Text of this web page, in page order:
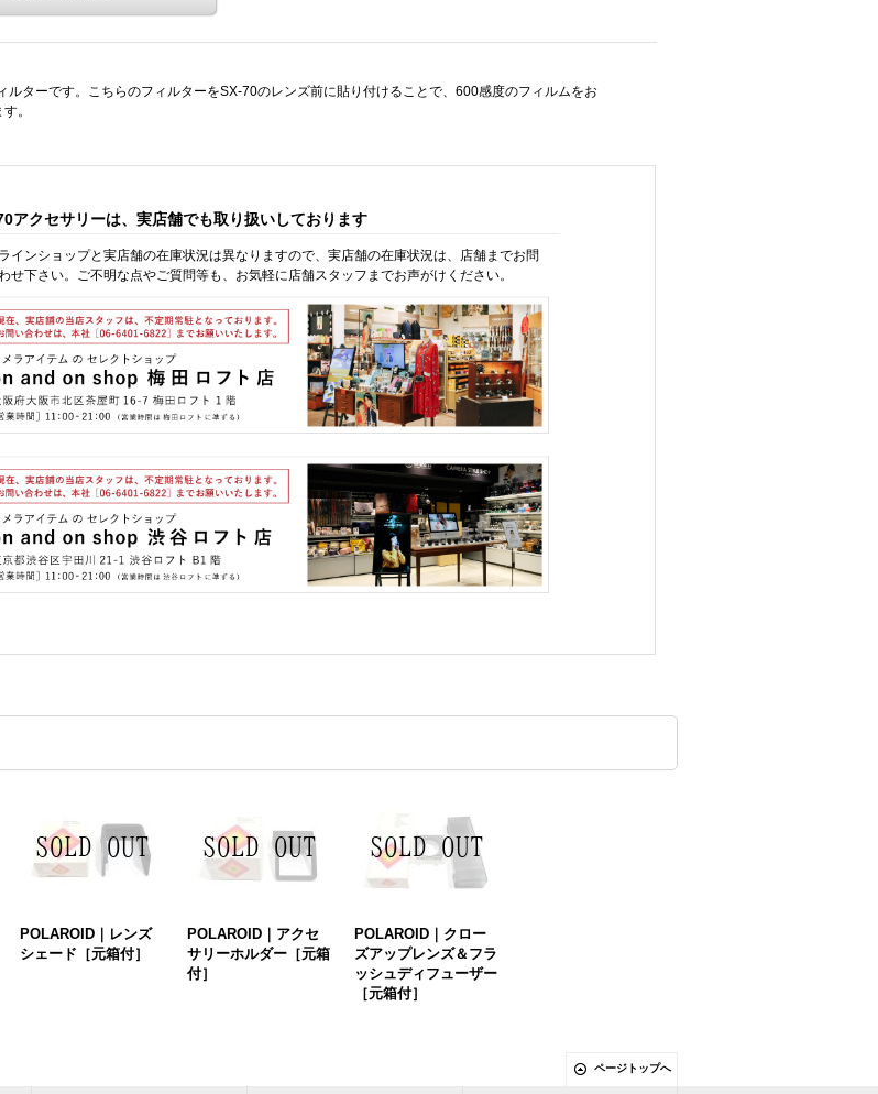
ルターです。こちらのフィルターをSX-70のレンズ前に貼り付けることで、600感度のフィルムをお
。
アクセサリーは、実店舗でも取り扱いしております
インショップと実店舗の在庫状況は異なりますので、実店舗の在庫状況は、店舗までお問
せ下さい。ご不明な点やご質問等も、お気軽に店舗スタッフまでお声がけください。
POLAROID｜レンズ
シェード［元箱付］
POLAROID｜アクセ
サリーホルダー［元箱
付］
POLAROID｜クロー
ズアップレンズ＆フラ
ッシュディフューザー
［元箱付］
ページトップへ